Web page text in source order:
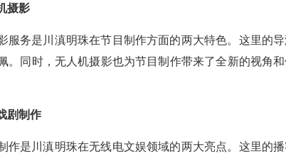
摄影
服务是川滇明珠在节目制作方面的两大特色。这里的
。同时，无人机摄影也为节目制作带来了全新的视角
剧制作
作是川滇明珠在无线电文娱领域的两大亮点。这里的